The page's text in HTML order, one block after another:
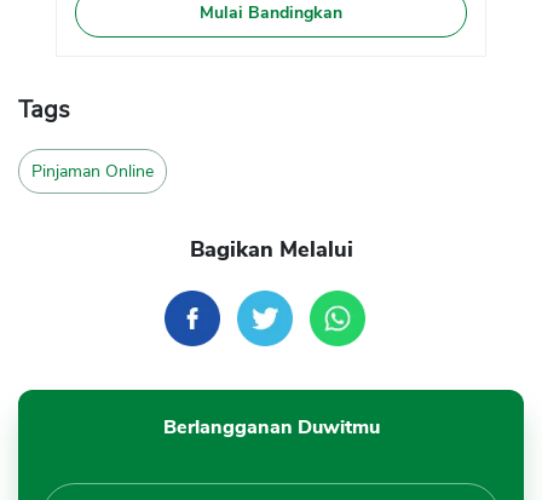
Mulai Bandingkan
Tags
Pinjaman Online
Bagikan Melalui
Berlangganan Duwitmu